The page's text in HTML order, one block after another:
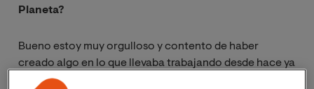
Planeta?
Bueno estoy muy orgulloso y contento de haber
creado algo en lo que llevaba trabajando desde hace ya
muchos años. Al final cuando Planeta me propone